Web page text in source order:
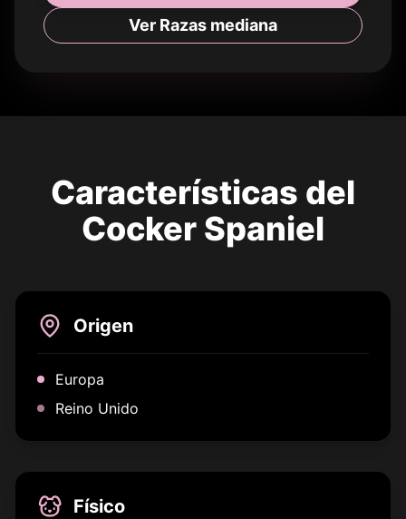
Ver Razas mediana
Características del
Cocker Spaniel
Origen
Europa
Reino Unido
Físico